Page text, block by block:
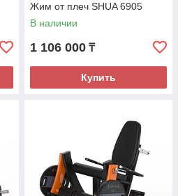
Жим от плеч SHUA 6905
В наличии
1 106 000 ₸
Купить